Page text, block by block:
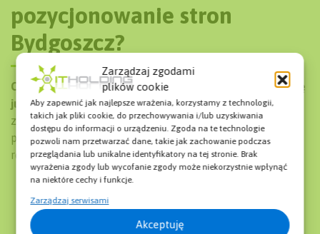
Zarządzaj zgodami
plików cookie
Aby zapewnić jak najlepsze wrażenia, korzystamy z technologii,
takich jak pliki cookie, do przechowywania i/lub uzyskiwania
dostępu do informacji o urządzeniu. Zgoda na te technologie
pozwoli nam przetwarzać dane, takie jak zachowanie podczas
przeglądania lub unikalne identyfikatory na tej stronie. Brak
wyrażenia zgody lub wycofanie zgody może niekorzystnie wpłynąć
na niektóre cechy i funkcje.
Zarządzaj serwisami
Akceptuję
pozycjonowanie stron
Bydgoszcz?
Ceny za pozycjonowanie stron Bydgoszcz zaczynają się
już od 500 zł netto miesięcznie.To zadanie wymagające
zatrudnienia minimum 3 specjalistów (opiekun ds. SEO,
pozycjoner oraz web developer), a także wykonywania
regularnych działań, np.:
strategii,
kompleksowy audyt SEO,